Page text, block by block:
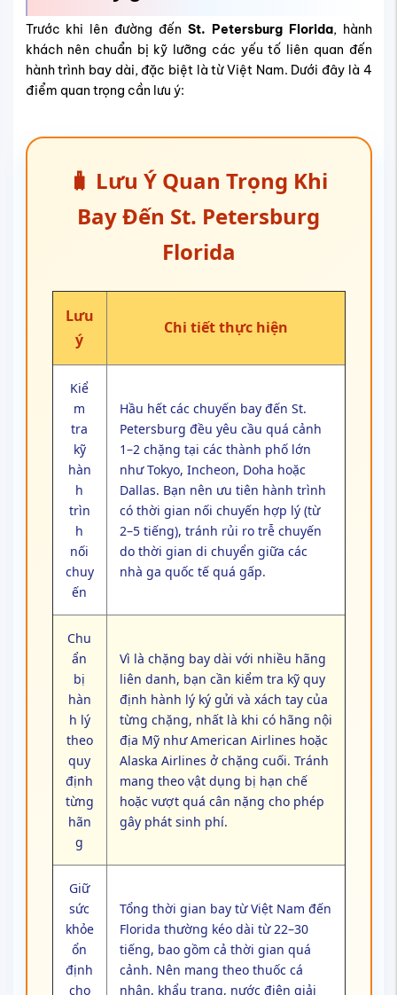
Trước khi lên đường đến St. Petersburg Florida, hành
khách nên chuẩn bị kỹ lưỡng các yếu tố liên quan đến
hành trình bay dài, đặc biệt là từ Việt Nam. Dưới đây là 4
điểm quan trọng cần lưu ý:
🧳 Lưu Ý Quan Trọng Khi
Bay Đến St. Petersburg
Florida
Lưu
ý
Chi tiết thực hiện
Kiể
m
tra
kỹ
hàn
h
trìn
h
nối
chuy
ến
Hầu hết các chuyến bay đến St.
Petersburg đều yêu cầu quá cảnh
1–2 chặng tại các thành phố lớn
như Tokyo, Incheon, Doha hoặc
Dallas. Bạn nên ưu tiên hành trình
có thời gian nối chuyến hợp lý (từ
2–5 tiếng), tránh rủi ro trễ chuyến
do thời gian di chuyển giữa các
nhà ga quốc tế quá gấp.
Chu
ẩn
bị
hàn
h lý
theo
quy
định
từng
hãn
g
Vì là chặng bay dài với nhiều hãng
liên danh, bạn cần kiểm tra kỹ quy
định hành lý ký gửi và xách tay của
từng chặng, nhất là khi có hãng nội
địa Mỹ như American Airlines hoặc
Alaska Airlines ở chặng cuối. Tránh
mang theo vật dụng bị hạn chế
hoặc vượt quá cân nặng cho phép
gây phát sinh phí.
Giữ
sức
khỏe
ổn
định
cho
Tổng thời gian bay từ Việt Nam đến
Florida thường kéo dài từ 22–30
tiếng, bao gồm cả thời gian quá
cảnh. Nên mang theo thuốc cá
nhân, khẩu trang, nước điện giải